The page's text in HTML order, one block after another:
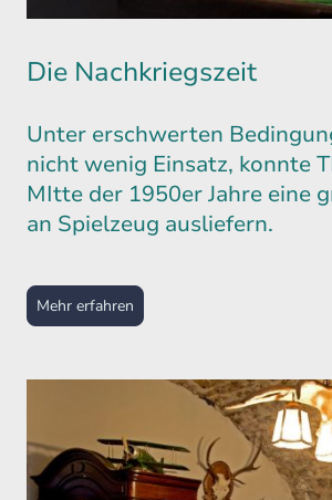
Die Nachkriegszeit
Unter erschwerten
nicht wenig Einsatz, konnte
MItte der 1950er Jahre eine
an Spielzeug ausliefern.
Mehr erfahren